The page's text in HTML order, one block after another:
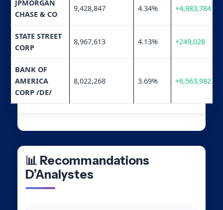
JPMORGAN
CHASE & CO
9,428,847 4.34% +4,983,784
STATE STREET
CORP
8,967,613 4.13% +249,028
BANK OF
AMERICA
CORP /DE/
8,022,268 3.69% +6,563,982
📊 Recommandations
D’Analystes